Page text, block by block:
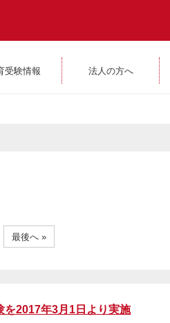
受験情報 法人の方へ
最後へ »
2017年3月1日より実施